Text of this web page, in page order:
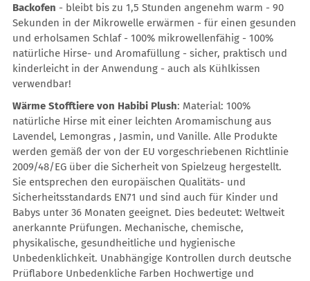
Backofen - bleibt bis zu 1,5 Stunden angenehm warm - 90
Sekunden in der Mikrowelle erwärmen - für einen gesunden
und erholsamen Schlaf - 100% mikrowellenfähig - 100%
natürliche Hirse- und Aromafüllung - sicher, praktisch und
kinderleicht in der Anwendung - auch als Kühlkissen
verwendbar!
Wärme Stofftiere von Habibi Plush: Material: 100%
natürliche Hirse mit einer leichten Aromamischung aus
Lavendel, Lemongras , Jasmin, und Vanille. Alle Produkte
werden gemäß der von der EU vorgeschriebenen Richtlinie
2009/48/EG über die Sicherheit von Spielzeug hergestellt.
Sie entsprechen den europäischen Qualitäts- und
Sicherheitsstandards EN71 und sind auch für Kinder und
Babys unter 36 Monaten geeignet. Dies bedeutet: Weltweit
anerkannte Prüfungen. Mechanische, chemische,
physikalische, gesundheitliche und hygienische
Unbedenklichkeit. Unabhängige Kontrollen durch deutsche
Prüflabore Unbedenkliche Farben Hochwertige und